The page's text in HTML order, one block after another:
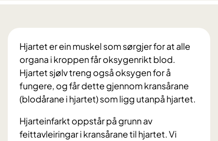
Hjartet er ein muskel som sørgjer for at alle
organa i kroppen får oksygenrikt blod.
Hjartet sjølv treng også oksygen for å
fungere, og får dette gjennom kransårane
(blodårane i hjartet) som ligg utanpå hjartet.
Hjarteinfarkt oppstår på grunn av
feittavleiringar i kransårane til hjartet. Vi